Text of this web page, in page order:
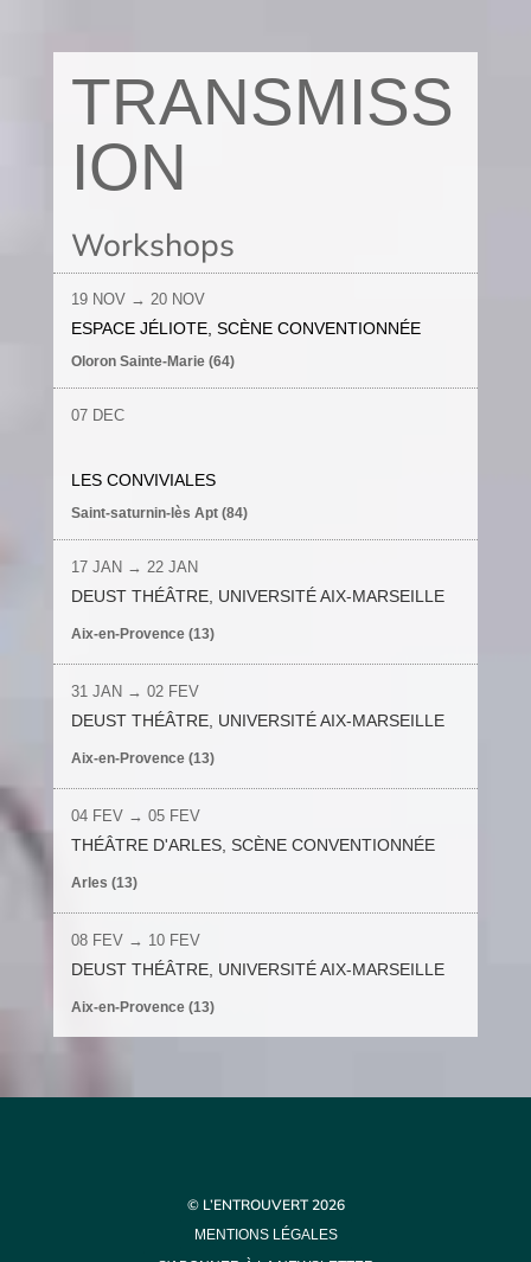
TRANSMISS
ION
Workshops
19 NOV→ 20NOV
ESPACE JÉLIOTE, SCÈNE CONVENTIONNÉE
Oloron Sainte-Marie (64)
07 DEC
LES CONVIVIALES
Saint-saturnin-lès Apt (84)
17 JAN → 22JAN
DEUST THÉÂTRE, UNIVERSITÉ AIX-MARSEILLE
Aix-en-Provence (13)
31 JAN → 02 FEV
DEUST THÉÂTRE, UNIVERSITÉ AIX-MARSEILLE
Aix-en-Provence (13)
04 FEV→ 05 FEV
THÉÂTRE D'ARLES, SCÈNE CONVENTIONNÉE
Arles (13)
08 FEV→ 10 FEV
DEUST THÉÂTRE, UNIVERSITÉ AIX-MARSEILLE
Aix-en-Provence (13)
© L’ENTROUVERT 2026
MENTIONS LÉGALES